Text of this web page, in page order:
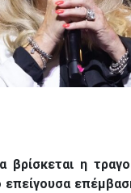
η
επείγουσα